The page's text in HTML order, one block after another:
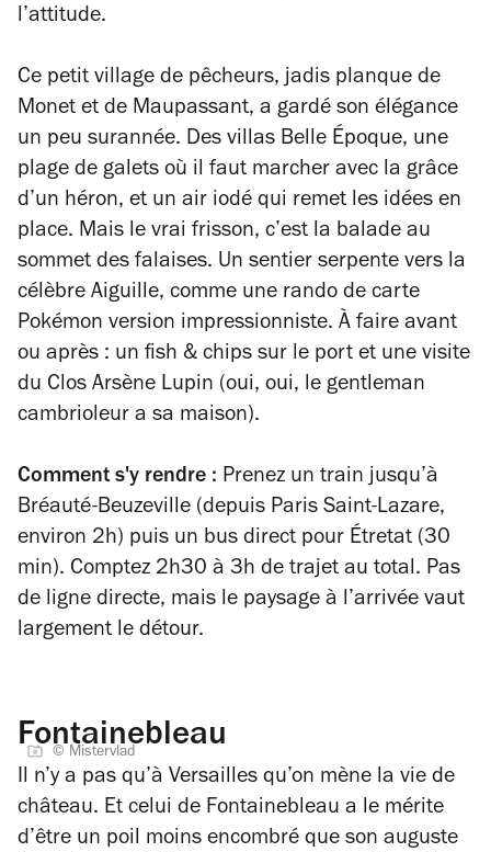
l’attitude.
Ce petit village de pêcheurs, jadis planque de
Monet et de Maupassant, a gardé son élégance
un peu surannée. Des villas Belle Époque, une
plage de galets où il faut marcher avec la grâce
d’un héron, et un air iodé qui remet les idées en
place. Mais le vrai frisson, c’est la balade au
sommet des falaises. Un sentier serpente vers la
célèbre Aiguille, comme une rando de carte
Pokémon version impressionniste. À faire avant
ou après : un fish & chips sur le port et une visite
du Clos Arsène Lupin (oui, oui, le gentleman
cambrioleur a sa maison).
Comment s'y rendre : Prenez un train jusqu’à
Bréauté-Beuzeville (depuis Paris Saint-Lazare,
environ 2h) puis un bus direct pour Étretat (30
min). Comptez 2h30 à 3h de trajet au total. Pas
de ligne directe, mais le paysage à l’arrivée vaut
largement le détour.
Fontainebleau
© Mistervlad
Il n’y a pas qu’à Versailles qu’on mène la vie de
château. Et celui de Fontainebleau a le mérite
d’être un poil moins encombré que son auguste